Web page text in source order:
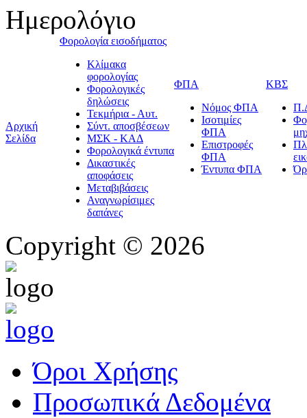
Ημερολόγιο
Αρχική
Σελίδα
Φορολογία εισοδήματος
Κλίμακα
φορολογίας
Φορολογικές
δηλώσεις
Τεκμήρια - Αυτ.
Σύντ. αποσβέσεων
ΜΣΚ - ΚΑΔ
Φορολογικά έντυπα
Δικαστικές
αποφάσεις
Μεταβιβάσεις
Αναγνωρίσιμες
δαπάνες
ΦΠΑ
Νόμος ΦΠΑ
Ισοτιμίες
ΦΠΑ
Επιστροφές
ΦΠΑ
Έντυπα ΦΠΑ
ΚΒΣ
Copyright © 2026
Όροι Χρήσης
Προσωπικά Δεδομένα